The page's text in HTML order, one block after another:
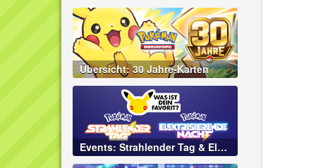
Übersicht: 30 Jahre-Karten
Events: Strahlender Tag & Elektrisierende Nacht